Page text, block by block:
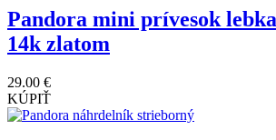
Pandora mini prívesok
14k zlatom
29.00 €
KÚPIŤ